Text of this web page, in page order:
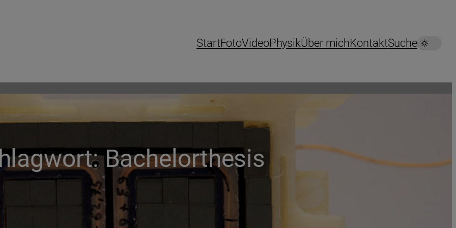
StartFotoVideoPhysikÜber michKontaktSuche
Bachelorthesis